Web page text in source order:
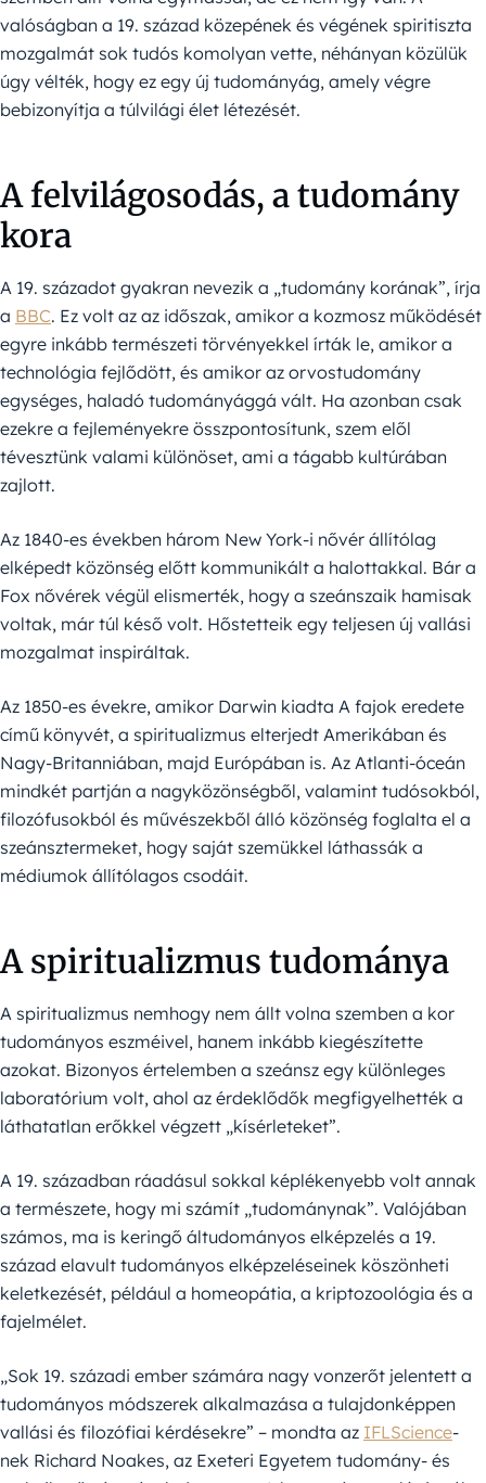
valóságban a 19. század közepének és végének spiritiszta
mozgalmát sok tudós komolyan vette, néhányan közülük
úgy vélték, hogy ez egy új tudományág, amely végre
bebizonyítja a túlvilági élet létezését.
A felvilágosodás, a tudomány
kora
A 19. századot gyakran nevezik a „tudomány korának”, írja
a BBC. Ez volt az az időszak, amikor a kozmosz működését
egyre inkább természeti törvényekkel írták le, amikor a
technológia fejlődött, és amikor az orvostudomány
egységes, haladó tudományággá vált. Ha azonban csak
ezekre a fejleményekre összpontosítunk, szem elől
tévesztünk valami különöset, ami a tágabb kultúrában
zajlott.
Az 1840-es években három New York-i nővér állítólag
elképedt közönség előtt kommunikált a halottakkal. Bár a
Fox nővérek végül elismerték, hogy a szeánszaik hamisak
voltak, már túl késő volt. Hőstetteik egy teljesen új vallási
mozgalmat inspiráltak.
Az 1850-es évekre, amikor Darwin kiadta A fajok eredete
című könyvét, a spiritualizmus elterjedt Amerikában és
Nagy-Britanniában, majd Európában is. Az Atlanti-óceán
mindkét partján a nagyközönségből, valamint tudósokból,
filozófusokból és művészekből álló közönség foglalta el a
szeánsztermeket, hogy saját szemükkel láthassák a
médiumok állítólagos csodáit.
A spiritualizmus tudománya
A spiritualizmus nemhogy nem állt volna szemben a kor
tudományos eszméivel, hanem inkább kiegészítette
azokat. Bizonyos értelemben a szeánsz egy különleges
laboratórium volt, ahol az érdeklődők megfigyelhették a
láthatatlan erőkkel végzett „kísérleteket”.
A 19. században ráadásul sokkal képlékenyebb volt annak
a természete, hogy mi számít „tudománynak”. Valójában
számos, ma is keringő áltudományos elképzelés a 19.
század elavult tudományos elképzeléseinek köszönheti
keletkezését, például a homeopátia, a kriptozoológia és a
fajelmélet.
„Sok 19. századi ember számára nagy vonzerőt jelentett a
tudományos módszerek alkalmazása a tulajdonképpen
vallási és filozófiai kérdésekre” – mondta az IFLScience-
nek Richard Noakes, az Exeteri Egyetem tudomány- és